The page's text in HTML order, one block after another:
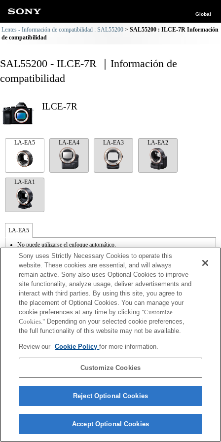
Global
Lentes - Información de compatibilidad : SAL55200
SAL55200 : ILCE-7R Información
de compatibilidad
SAL55200 - ILCE-7R ｜Información de
compatibilidad
ILCE-7R
LA-EA5 LA-EA4 LA-EA3 LA-EA2
LA-EA1
LA-EA5
No puede utilizarse el enfoque automático.
Disponible con un adaptador de monturas
No admite el modo SteadyShot.
El sonido de control del diafragma se graba con el micrófono interno.
Outside the A (Aperture priority), S (Shutter priority), and M (Manual) modes, the
shutter speed and the aperture can not be adjusted during the movie recording.
El ángulo de visión se reducirá al tamaño APS-C.
Si acoplas la [lente del tipo A-mount] usando un Adaptador Mount, la función de
ayuda MF no funciona automáticamente cuando giras el anillo del foco. Puedes
agrandar la imagen seleccionando la función [Focus Magnifier/Lupa de foco] o la
función [MF Assist/Ayuda MF] a cualquier tecla en las "opciones personalizadas".
Sony uses Strictly Necessary Cookies to operate this
website. These cookies are essential, and will always
remain active. Sony also uses Optional Cookies to improve
site functionality, analyze usage, deliver advertisements and
interact with third parties. By using this site, you agree to
the placement of Optional Cookies. You can manage your
cookie preferences at any time by clicking "Customize
Cookies." Depending on your selected cookie preferences,
the full functionality of this website may not be available.
Review our Cookie Policyfor more information.
Customize Cookies
Reject Optional Cookies
Accept Optional Cookies